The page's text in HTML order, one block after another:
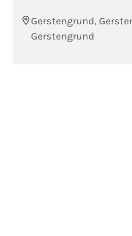
Gerstengrund,
Gerstengrund